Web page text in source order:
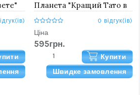
Планета "Кращий Тато в
світі"
0 відгук(ів)
Ціна
595грн.
Купити
Швидке замовлення